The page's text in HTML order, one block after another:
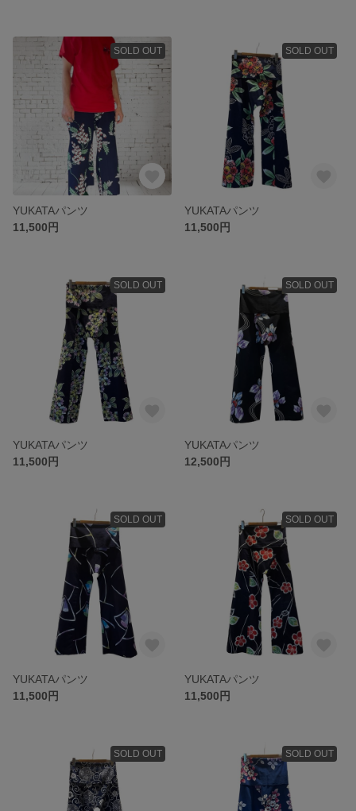
SOLD OUT
YUKATAパンツ
11,500円
SOLD OUT
YUKATAパンツ
11,500円
SOLD OUT
YUKATAパンツ
11,500円
SOLD OUT
YUKATAパンツ
12,500円
SOLD OUT
YUKATAパンツ
11,500円
SOLD OUT
YUKATAパンツ
11,500円
SOLD OUT SOLD OUT